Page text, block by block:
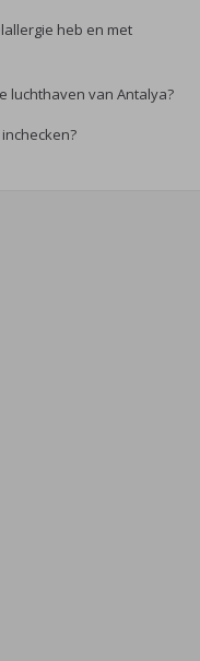
heb en met
luchthaven van Antalya?